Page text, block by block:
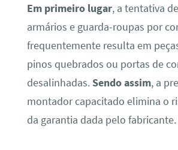
Em primeiro lugar, a tentativa
armários e guarda-roupas por
frequentemente resulta em
pinos quebrados ou portas de
desalinhadas. Sendo assim, a
montador capacitado elimina o
da garantia dada pelo fabricante.